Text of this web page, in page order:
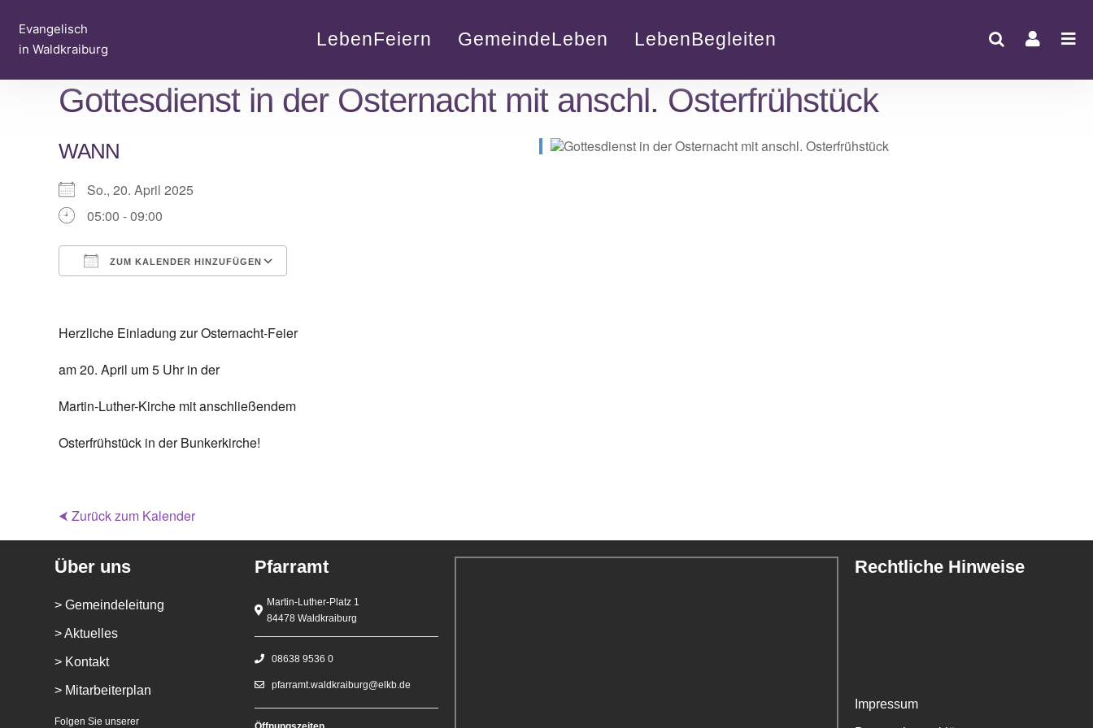
Inhalt
springen
Evangelisch
in Waldkraiburg
LebenFeiern GemeindeLeben LebenBegleiten
Gottesdienst in der Osternacht mit anschl. Osterfrühstück
WANN
So., 20. April 2025
05:00 - 09:00
ZUM KALENDER HINZUFÜGEN
Herzliche Einladung zur Osternacht-Feier
am 20. April um 5 Uhr in der
Martin-Luther-Kirche mit anschließendem
Osterfrühstück in der Bunkerkirche!
⮜ Zurück zum Kalender
Über uns
> Gemeindeleitung
> Aktuelles
> Kontakt
> Mitarbeiterplan
Folgen Sie unserer
Pfarramt
Martin-Luther-Platz 1
84478 Waldkraiburg
08638 9536 0
pfarramt.waldkraiburg@elkb.de
Rechtliche Hinweise
Impressum